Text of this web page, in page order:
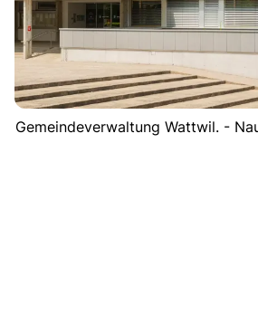
Gemeindeverwaltung Wattwil. -